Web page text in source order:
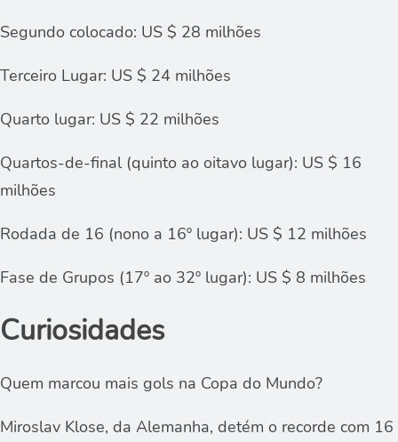
Segundo colocado: US $ 28 milhões
Terceiro Lugar: US $ 24 milhões
Quarto lugar: US $ 22 milhões
Quartos-de-final (quinto ao oitavo lugar): US $ 16
milhões
Rodada de 16 (nono a 16º lugar): US $ 12 milhões
Fase de Grupos (17º ao 32º lugar): US $ 8 milhões
Curiosidades
Quem marcou mais gols na Copa do Mundo?
Miroslav Klose, da Alemanha, detém o recorde com 16